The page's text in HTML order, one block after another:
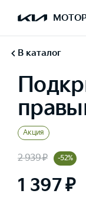
В каталог
Акция
2 939 ₽ -52%
1 397 ₽